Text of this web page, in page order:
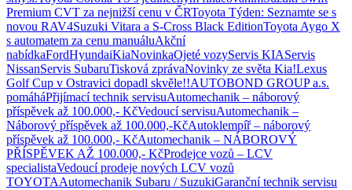
Premium CVT za nejnižší cenu v ČRToyota Týden: Seznamte se s
novou RAV4Suzuki Vitara a S-Cross Black EditionToyota Aygo X
s automatem za cenu manuáluAkční
nabídkaFordHyundaiKiaNovinkaOjeté vozyServis KIAServis
NissanServis SubaruTisková zprávaNovinky ze světa Kia!Lexus
Golf Cup v Ostravici dopadl skvěle!!AUTOBOND GROUP a.s.
pomáháPřijímací technik servisuAutomechanik – náborový
příspěvek až 100.000,- KčVedoucí servisuAutomechanik –
Náborový příspěvek až 100.000,-KčAutoklempíř – náborový
příspěvek až 100.000,- KčAutomechanik – NÁBOROVÝ
PŘÍSPĚVEK AŽ 100.000,- KčProdejce vozů – LCV
specialistaVedoucí prodeje nových LCV vozů
TOYOTAAutomechanik Subaru / SuzukiGaranční technik servisu